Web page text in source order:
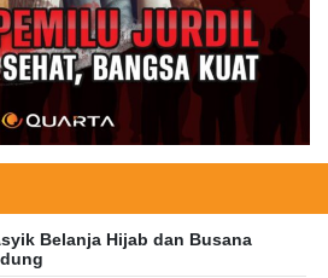
Belanja Hijab dan Busana